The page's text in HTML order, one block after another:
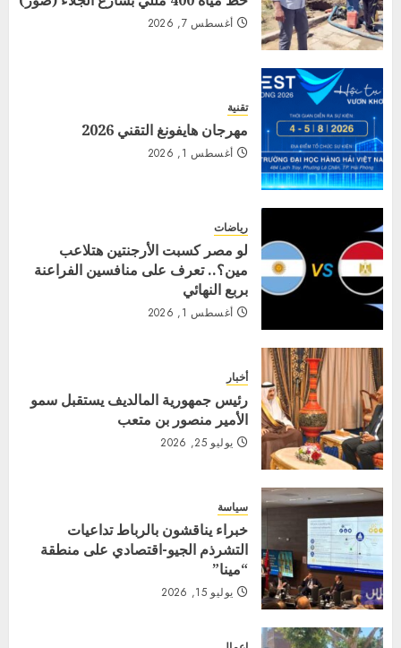
أغسطس 7, 2026
تقنية
مهرجان هايفونغ التقني 2026
أغسطس 1, 2026
رياضات
لو مصر كسبت الأرجنتين هتلاعب
مين؟.. تعرف على منافسين الفراعنة
بربع النهائي
أغسطس 1, 2026
أخبار
رئيس جمهورية المالديف يستقبل سمو
الأمير منصور بن متعب
يوليو 25, 2026
سياسة
خبراء يناقشون بالرباط تداعيات
التشرذم الجيو-اقتصادي على منطقة
“مينا”
يوليو 15, 2026